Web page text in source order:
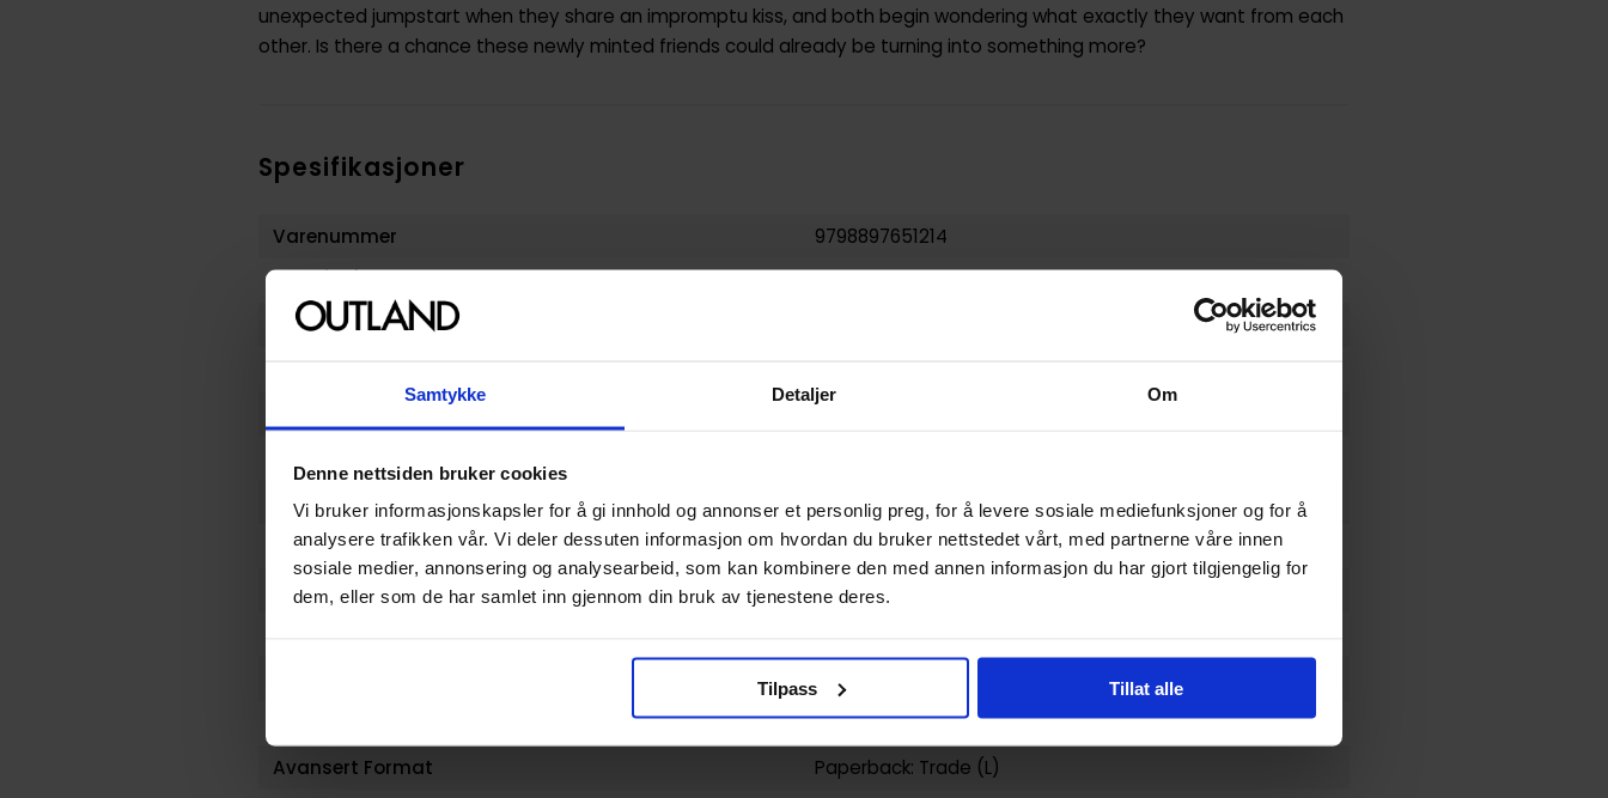
Samtykke Detaljer Om
Denne nettsiden bruker cookies
Vi bruker informasjonskapsler for å gi innhold og annonser et personlig preg, for å levere sosiale mediefunksjoner og for å
analysere trafikken vår. Vi deler dessuten informasjon om hvordan du bruker nettstedet vårt, med partnerne våre innen
sosiale medier, annonsering og analysearbeid, som kan kombinere den med annen informasjon du har gjort tilgjengelig for
dem, eller som de har samlet inn gjennom din bruk av tjenestene deres.
Tilpass Tillat alle
unexpected jumpstart when they share an impromptu kiss, and both begin wondering what exactly they want from each
other. Is there a chance these newly minted friends could already be turning into something more?
Spesifikasjoner
Varenummer
9798897651214
Opprinnelsesland :
Sjanger
Webtoonog Yaoi
Antall Sider
272
Utgiver
Seven Seas Entertainment, LLC
2
Voksen
Avansert Format
Paperback: Trade (L)